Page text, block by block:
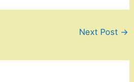
Next Post →